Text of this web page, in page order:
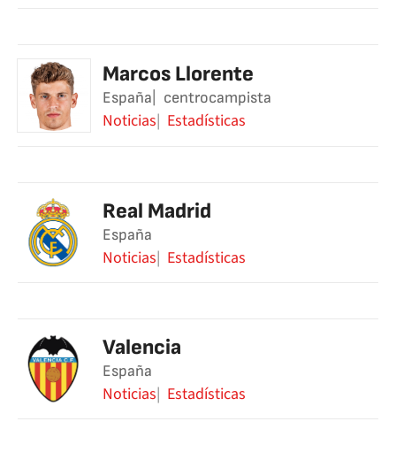
Marcos Llorente
España centrocampista
Noticias Estadísticas
Real Madrid
España
Noticias Estadísticas
Valencia
España
Noticias Estadísticas